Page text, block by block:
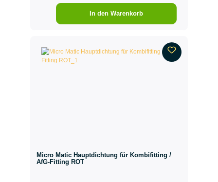
In den Warenkorb
Micro Matic Hauptdichtung für Kombifitting /
AfG-Fitting ROT